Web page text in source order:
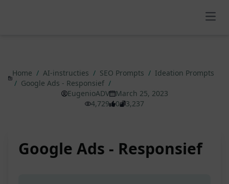
Home / AI-instructies / SEO Prompts / Ideation Prompts
/ Google Ads - Responsief /
EugenioADV
March 25, 2023
4,729
0 3,237
Google Ads - Responsief